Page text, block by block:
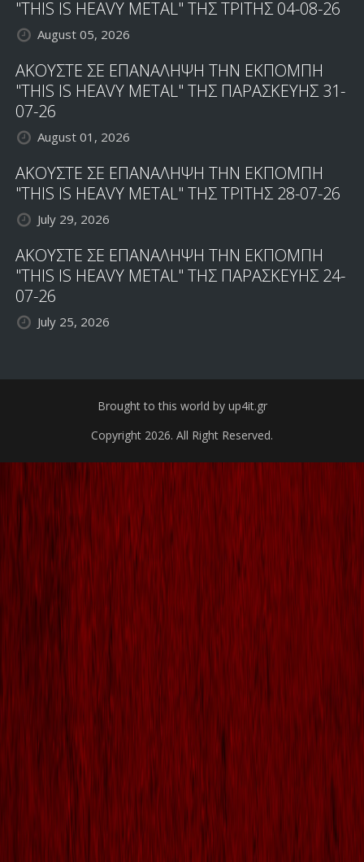
"THIS IS HEAVY METAL" ΤΗΣ ΤΡΙΤΗΣ 04-08-26
August 05, 2026
ΑΚΟΥΣΤΕ ΣΕ ΕΠΑΝΑΛΗΨΗ ΤΗΝ ΕΚΠΟΜΠΗ
"THIS IS HEAVY METAL" ΤΗΣ ΠΑΡΑΣΚΕΥΗΣ 31-
07-26
August 01, 2026
ΑΚΟΥΣΤΕ ΣΕ ΕΠΑΝΑΛΗΨΗ ΤΗΝ ΕΚΠΟΜΠΗ
"THIS IS HEAVY METAL" ΤΗΣ ΤΡΙΤΗΣ 28-07-26
July 29, 2026
ΑΚΟΥΣΤΕ ΣΕ ΕΠΑΝΑΛΗΨΗ ΤΗΝ ΕΚΠΟΜΠΗ
"THIS IS HEAVY METAL" ΤΗΣ ΠΑΡΑΣΚΕΥΗΣ 24-
07-26
July 25, 2026
Brought to this world by up4it.gr
Copyright 2026. All Right Reserved.